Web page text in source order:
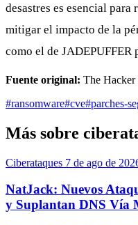
desastres es esencial
mitigar el impacto de la
como el de JADEPUFFER
Fuente original: The
#ransomware#cve#parches-
Más sobre
Ciberataques 7 de ago de
NatJack: Nuevos
y Suplantan DNS Vía